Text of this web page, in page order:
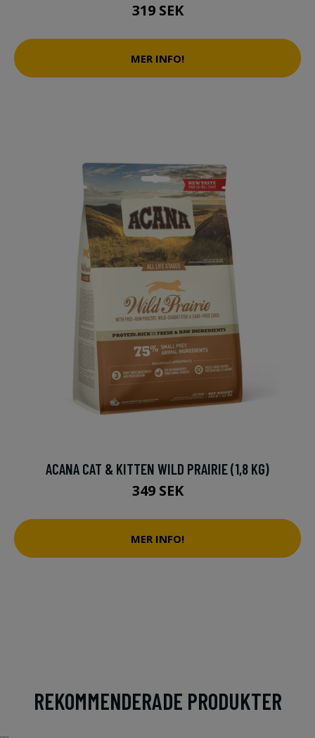
319 SEK
MER INFO!
ACANA CAT & KITTEN WILD PRAIRIE (1,8 KG)
349 SEK
MER INFO!
REKOMMENDERADE PRODUKTER